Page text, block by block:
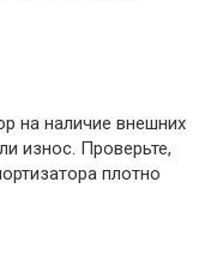
на наличие внешних
износ. Проверьте,
плотно